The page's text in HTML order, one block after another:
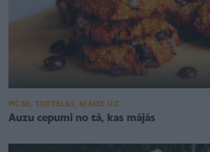
PICAS, TORTILLAS, MAIZE U.C.
Auzu cepumi no tā, kas mājās